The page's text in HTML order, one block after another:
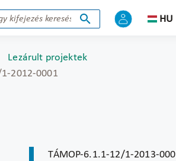
HU
Lezárult projektek
2012-0001
TÁMOP-6.1.1-12/1-2013-